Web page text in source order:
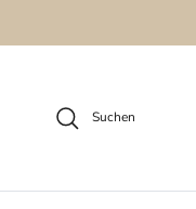
Suchen